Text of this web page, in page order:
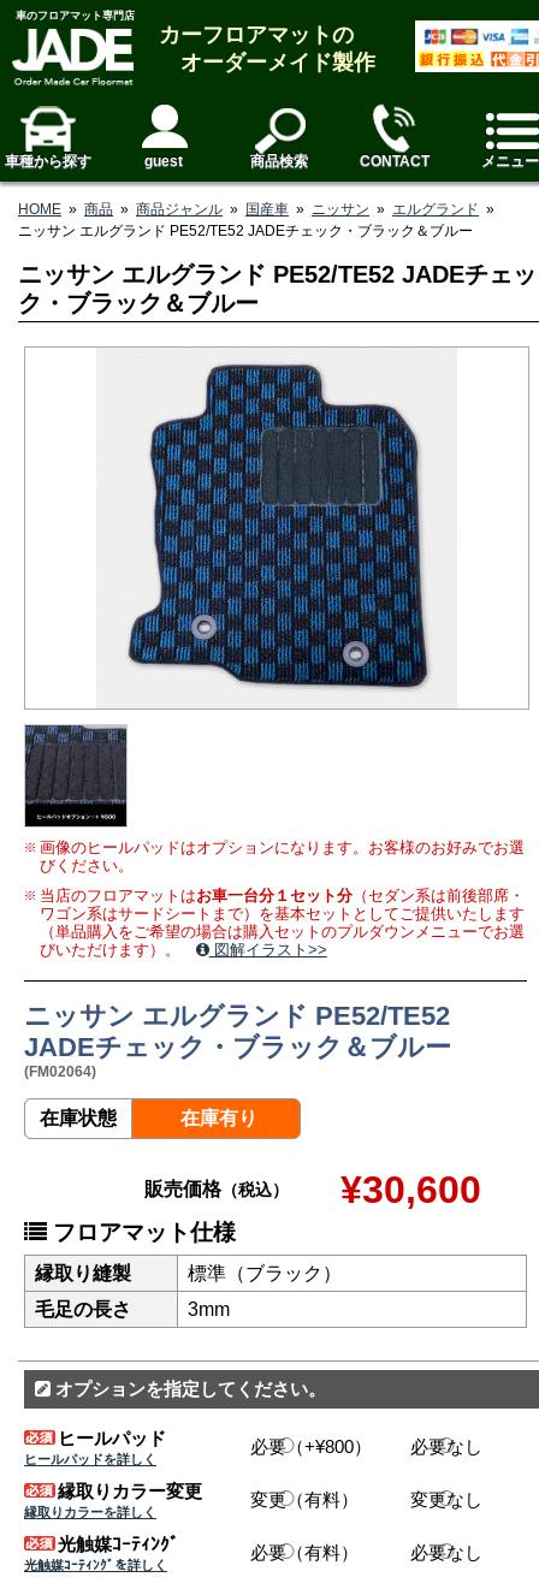
車のフロアマット専門店
カーフロアマットの
オーダーメイド製作
車種から探す guest 商品検索 CONTACT メニュー
HOME » 商品 » 商品ジャンル » 国産車 » ニッサン » エルグランド »
ニッサン エルグランド PE52/TE52 JADEチェック・ブラック＆ブルー
ニッサン エルグランド PE52/TE52 JADEチェッ
ク・ブラック＆ブルー
画像のヒールパッドはオプションになります。お客様のお好みでお選
びください。
当店のフロアマットはお車一台分１セット分（セダン系は前後部席・
ワゴン系はサードシートまで）を基本セットとしてご提供いたします
（単品購入をご希望の場合は購入セットのプルダウンメニューでお選
びいただけます）。
図解イラスト>>
ニッサン エルグランド PE52/TE52
JADEチェック・ブラック＆ブルー
(FM02064)
在庫状態 在庫有り
販売価格（税込） ¥30,600
フロアマット仕様
縁取り縫製
標準（ブラック）
毛足の長さ
3mm
オプションを指定してください。
ヒールパッド
ヒールパッドを詳しく
必要（+¥800） 必要なし
縁取りカラー変更
縁取りカラーを詳しく
変更（有料） 変更なし
光触媒ｺｰﾃｨﾝｸﾞ
光触媒ｺｰﾃｨﾝｸﾞを詳しく
必要（有料） 必要なし